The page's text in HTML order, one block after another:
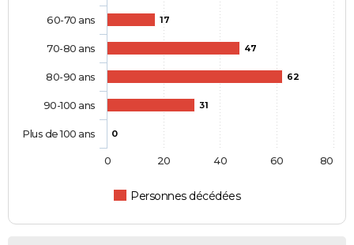
17
47
62
31
0
Personnes décédées
60-70 ans
70-80 ans
80-90 ans
90-100 ans
Plus de 100 ans
0 20 40 60 80